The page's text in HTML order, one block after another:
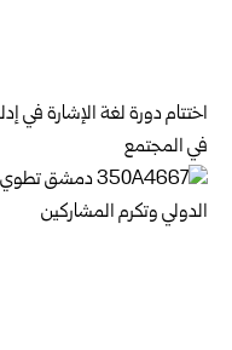
في المجتمع